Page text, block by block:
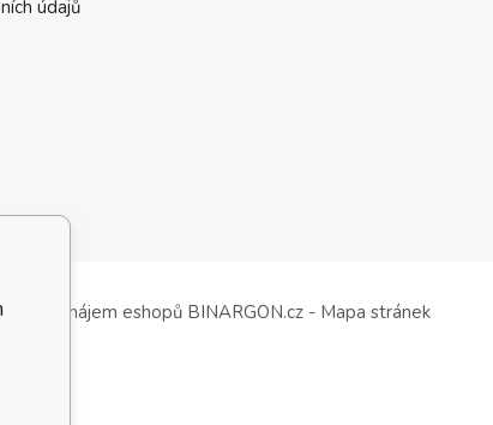
údajů
a pronájem eshopů BINARGON.cz - Mapa stránek